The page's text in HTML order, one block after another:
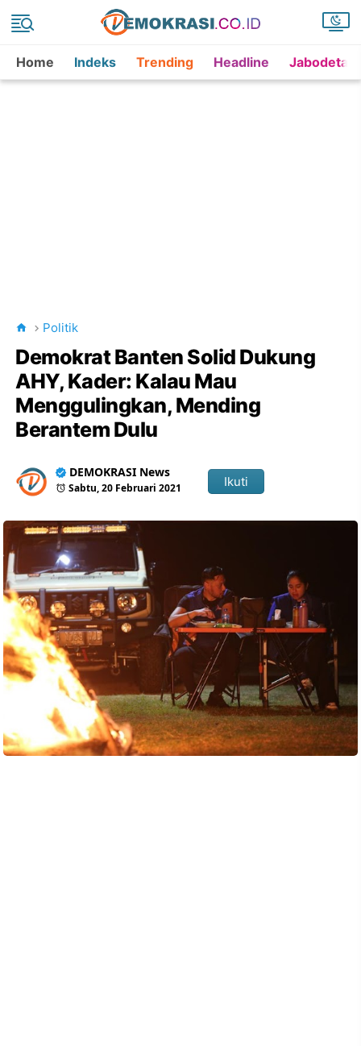
Home Indeks Trending Headline
Politik
Demokrat Banten Solid Dukung
AHY, Kader: Kalau Mau
Menggulingkan, Mending
Berantem Dulu
DEMOKRASI News
Sabtu, 20 Februari 2021 Ikuti